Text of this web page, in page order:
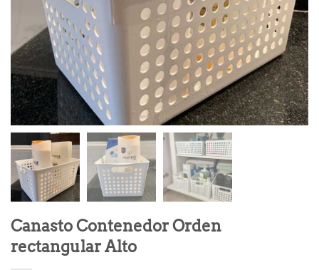
Canasto Contenedor Orden
rectangular Alto